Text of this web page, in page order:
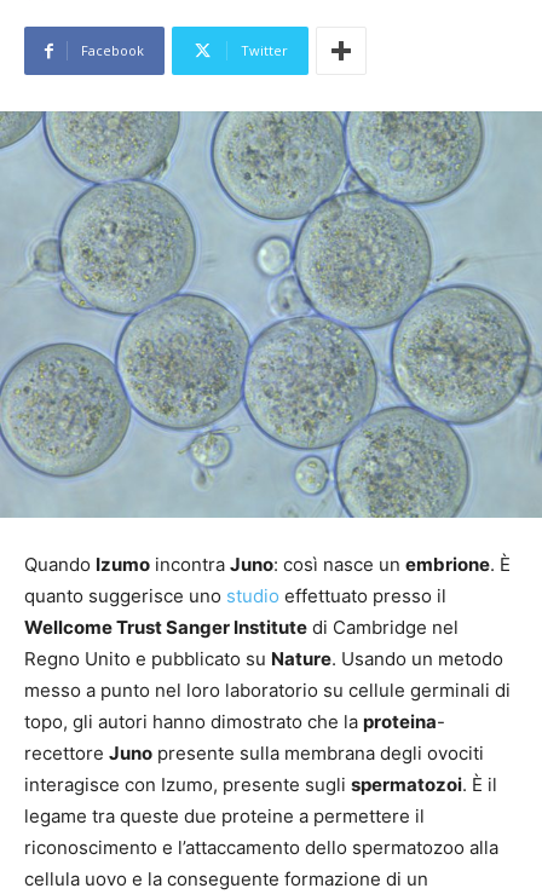
Facebook Twitter
Quando Izumo incontra Juno: così nasce un embrione. È
quanto suggerisce uno studio effettuato presso il
Wellcome Trust Sanger Institute di Cambridge nel
Regno Unito e pubblicato su Nature. Usando un metodo
messo a punto nel loro laboratorio su cellule germinali di
topo, gli autori hanno dimostrato che la proteina-
recettore Juno presente sulla membrana degli ovociti
interagisce con Izumo, presente sugli spermatozoi. È il
legame tra queste due proteine a permettere il
riconoscimento e l’attaccamento dello spermatozoo alla
cellula uovo e la conseguente formazione di un